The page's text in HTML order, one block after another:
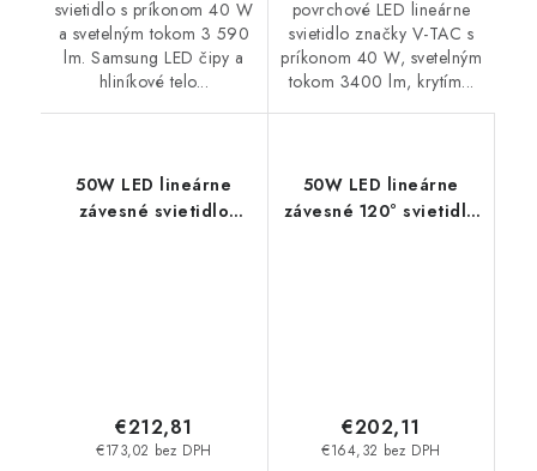
svietidlo s príkonom 40 W
a svetelným tokom 3 590
lm. Samsung LED čipy a
hliníkové telo...
povrchové LED lineárne
svietidlo značky V-TAC s
príkonom 40 W, svetelným
tokom 3400 lm, krytím...
50W LED lineárne
závesné svietidlo
€173,02 bez DPH
€212,81
50W LED lineárne
závesné 120° svietidlo
€164,32 bez DPH
€202,11